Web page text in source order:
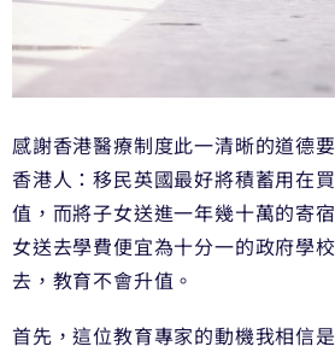
感謝香港醫療制度此一清晰的道德
香港人：移民英國最好將積蓄用在
值，而將子女送進一年幾十萬的寄
女送去學費便宜為十分一的政府學
去，教育不會升值。
首先，這位教育專家的動機我相信